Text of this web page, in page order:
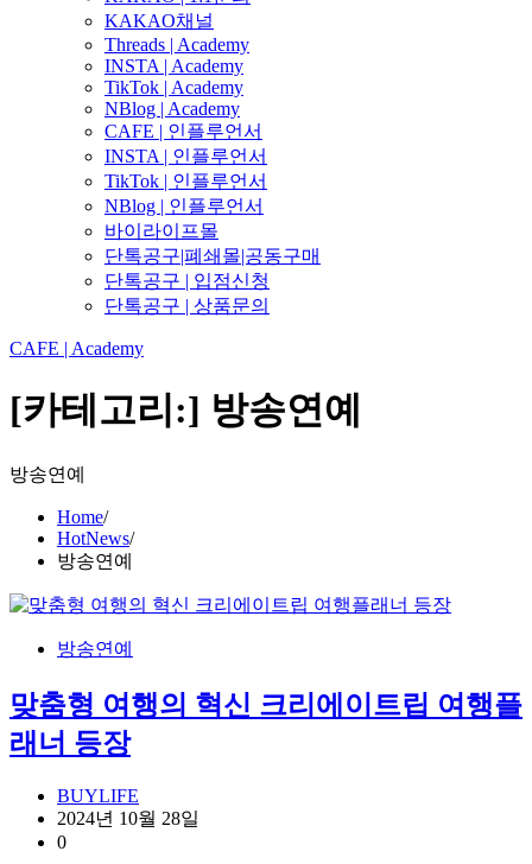
KAKAO채널
Threads | Academy
INSTA | Academy
TikTok | Academy
NBlog | Academy
CAFE | 인플루언서
INSTA | 인플루언서
TikTok | 인플루언서
NBlog | 인플루언서
바이라이프몰
단톡공구|폐쇄몰|공동구매
단톡공구 | 입점신청
단톡공구 | 상품문의
CAFE | Academy
[카테고리:] 방송연예
방송연예
Home
HotNews
방송연예
방송연예
맞춤형 여행의 혁신 크리에이트립 여행플
래너 등장
BUYLIFE
2024년 10월 28일
0